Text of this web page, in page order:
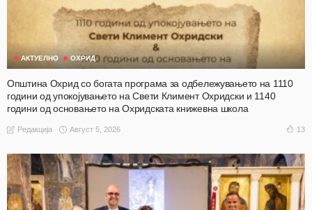
АКТУЕЛНО ОХРИД
Општина Охрид со богата програма за одбележувањето на 1110
години од упокојувањето на Свети Климент Охридски и 1140
години од основањето на Охридската книжевна школа
Редакција Август 5, 2026 13